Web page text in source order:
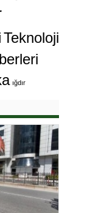
Teknoloji
ığdır